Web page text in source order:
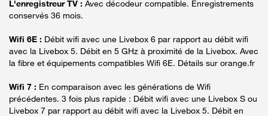
L'enregistreur TV : Avec décodeur compatible. Enregistrements
conservés 36 mois.
Wifi 6E : Débit wifi avec une Livebox 6 par rapport au débit wifi
avec la Livebox 5. Débit en 5 GHz à proximité de la Livebox. Avec
la fibre et équipements compatibles Wifi 6E. Détails sur orange.fr
Wifi 7 : En comparaison avec les générations de Wifi
précédentes. 3 fois plus rapide : Débit wifi avec une Livebox S ou
Livebox 7 par rapport au débit wifi avec la Livebox 5. Débit en